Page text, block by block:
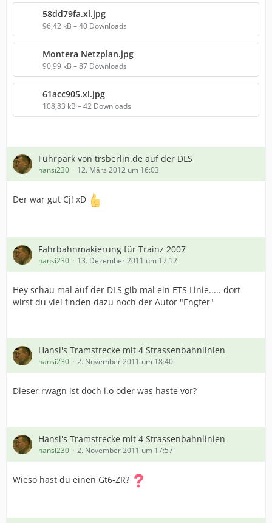
58dd79fa.xl.jpg
96,42 kB – 40 Downloads
Montera Netzplan.jpg
90,99 kB – 87 Downloads
61acc905.xl.jpg
108,83 kB – 42 Downloads
Fuhrpark von trsberlin.de auf der DLS
hansi230 12. März 2012 um 16:03
Der war gut Cj! xD
Fahrbahnmakierung für Trainz 2007
hansi230 13. Dezember 2011 um 17:12
Hey schau mal auf der DLS gib mal ein ETS Linie..... dort
wirst du viel finden dazu noch der Autor "Engfer"
Hansi's Tramstrecke mit 4 Strassenbahnlinien
hansi230 2. November 2011 um 18:40
Dieser rwagn ist doch i.o oder was haste vor?
Hansi's Tramstrecke mit 4 Strassenbahnlinien
hansi230 2. November 2011 um 17:57
Wieso hast du einen Gt6-ZR?